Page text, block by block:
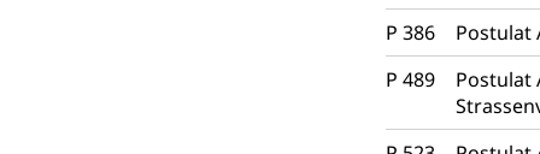
P 386 Postulat
P 489
Postulat
Zivilverfahren
Zivilrecht,